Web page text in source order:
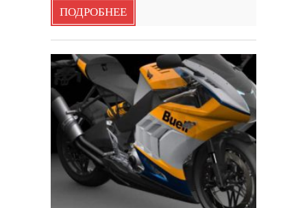
ПОДРОБНЕЕ